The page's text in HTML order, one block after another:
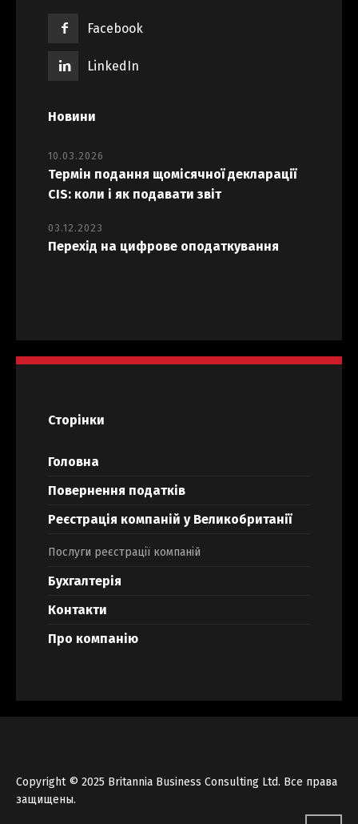
Facebook
LinkedIn
Новини
10.03.2026
Термін подання щомісячної декларації
CIS: коли і як подавати звіт
03.12.2023
Перехід на цифрове оподаткування
Сторінки
Головна
Повернення податків
Реєстрація компаній у Великобританії
Послуги реєстрації компаній
Бухгалтерія
Контакти
Про компанію
Copyright © 2025 Britannia Business Consulting Ltd. Все права
защищены.